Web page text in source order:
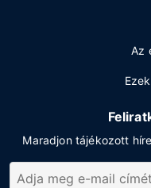
Az
Maradjon tájékozott